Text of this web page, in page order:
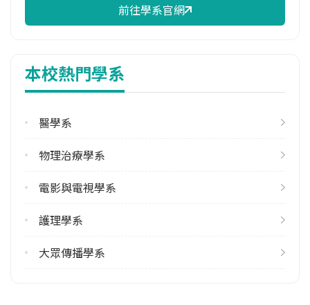
113學年度上學期
113學年度下學期
1
學系電話
高雄市燕巢區角宿里義大路8號
前往學系官網
本校熱門學系
醫學系
物理治療學系
電影與電視學系
護理學系
大眾傳播學系